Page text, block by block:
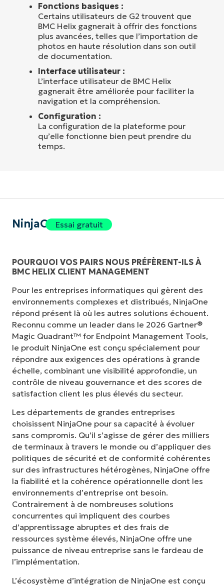
Fonctions basiques :
Certains utilisateurs de G2 trouvent que
BMC Helix gagnerait à offrir des fonctions
plus avancées, telles que l’importation de
photos en haute résolution dans son outil
de documentation.
Interface utilisateur :
L’interface utilisateur de BMC Helix
gagnerait être améliorée pour faciliter la
navigation et la compréhension.
Configuration :
La configuration de la plateforme pour
qu’elle fonctionne bien peut prendre du
temps.
NinjaOneEssai gratuit
POURQUOI VOS PAIRS NOUS PRÉFÈRENT-ILS À
BMC HELIX CLIENT MANAGEMENT
Pour les entreprises informatiques qui gèrent des
environnements complexes et distribués, NinjaOne
répond présent là où les autres solutions échouent.
Reconnu comme un leader dans le 2026 Gartner®
Magic Quadrant™ for Endpoint Management Tools,
le produit NinjaOne est conçu spécialement pour
répondre aux exigences des opérations à grande
échelle, combinant une visibilité approfondie, un
contrôle de niveau gouvernance et des scores de
satisfaction client les plus élevés du secteur.
Les départements de grandes entreprises
choisissent NinjaOne pour sa capacité à évoluer
sans compromis. Qu’il s’agisse de gérer des milliers
de terminaux à travers le monde ou d’appliquer des
politiques de sécurité et de conformité cohérentes
sur des infrastructures hétérogènes, NinjaOne offre
la fiabilité et la cohérence opérationnelle dont les
environnements d’entreprise ont besoin.
Contrairement à de nombreuses solutions
concurrentes qui impliquent des courbes
d’apprentissage abruptes et des frais de
ressources système élevés, NinjaOne offre une
puissance de niveau entreprise sans le fardeau de
l’implémentation.
L’écosystème d’intégration de NinjaOne est conçu